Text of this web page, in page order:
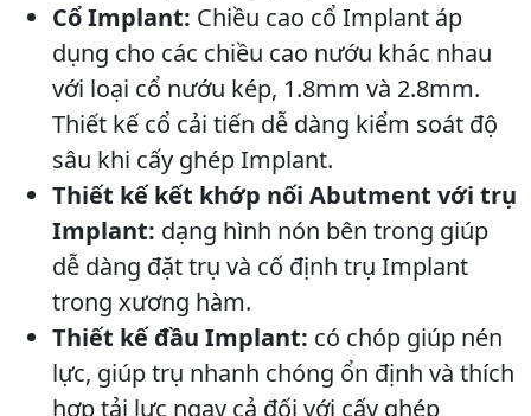
Cổ Implant: Chiều cao cổ Implant áp
dụng cho các chiều cao nướu khác nhau
với loại cổ nướu kép, 1.8mm và 2.8mm.
Thiết kế cổ cải tiến dễ dàng kiểm soát độ
sâu khi cấy ghép Implant.
Thiết kế kết khớp nối Abutment với trụ
Implant: dạng hình nón bên trong giúp
dễ dàng đặt trụ và cố định trụ Implant
trong xương hàm.
Thiết kế đầu Implant: có chóp giúp nén
lực, giúp trụ nhanh chóng ổn định và thích
hợp tải lực ngay cả đối với cấy ghép